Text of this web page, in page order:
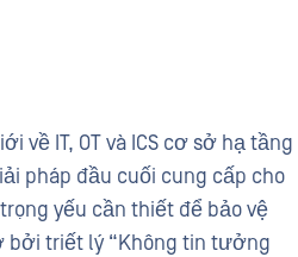
về IT, OT và ICS cơ sở hạ tầng
pháp đầu cuối cung cấp cho
yếu cần thiết để bảo vệ
bởi triết lý “Không tin tưởng